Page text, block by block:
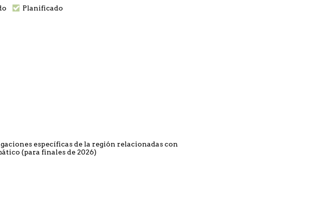
Planificado
específicas de la región relacionadas con
(para finales de 2026)